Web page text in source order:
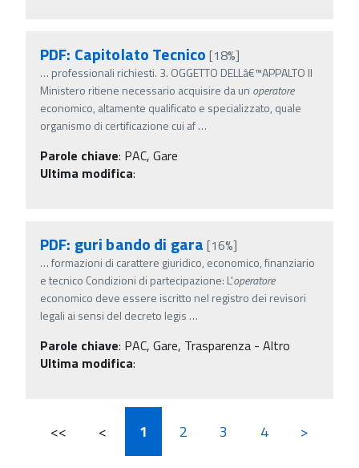
PDF: Capitolato Tecnico [18%]
… professionali richiesti. 3. OGGETTO DELLâ€™APPALTO Il
Ministero ritiene necessario acquisire da un operatore
economico, altamente qualificato e specializzato, quale
organismo di certificazione cui af…
Parole chiave: PAC, Gare
Ultima modifica:
PDF: guri bando di gara [16%]
…formazioni di carattere giuridico, economico, finanziario
e tecnico Condizioni di partecipazione: L'operatore
economico deve essere iscritto nel registro dei revisori
legali ai sensi del decreto legis …
Parole chiave: PAC, Gare, Trasparenza - Altro
Ultima modifica:
<< < 1 2 3 4 >